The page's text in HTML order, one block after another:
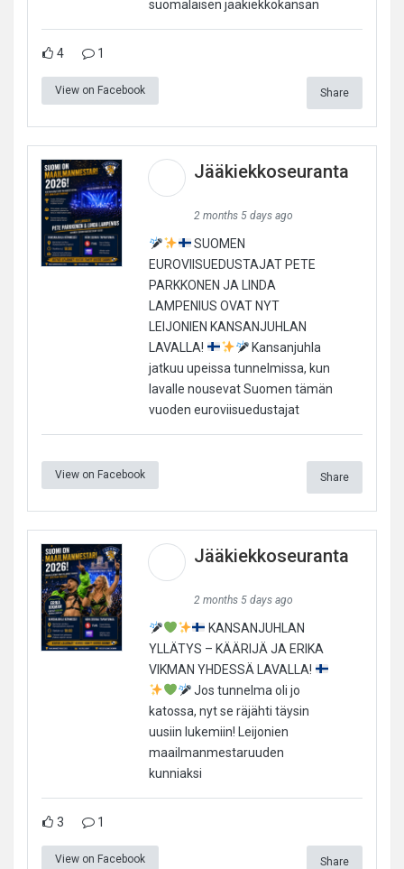
suomalaisen jääkiekkokansan
4 1
View on Facebook Share
Jääkiekkoseuranta
2 months 5 days ago
SUOMEN
EUROVIISUEDUSTAJAT PETE
PARKKONEN JA LINDA
LAMPENIUS OVAT NYT
LEIJONIEN KANSANJUHLAN
LAVALLA!
Kansanjuhla
jatkuu upeissa tunnelmissa, kun
lavalle nousevat Suomen tämän
vuoden euroviisuedustajat
View on Facebook Share
Jääkiekkoseuranta
2 months 5 days ago
KANSANJUHLAN
YLLÄTYS – KÄÄRIJÄ JA ERIKA
VIKMAN YHDESSÄ LAVALLA!
Jos tunnelma oli jo
katossa, nyt se räjähti täysin
uusiin lukemiin! Leijonien
maailmanmestaruuden
kunniaksi
3 1
View on Facebook Share